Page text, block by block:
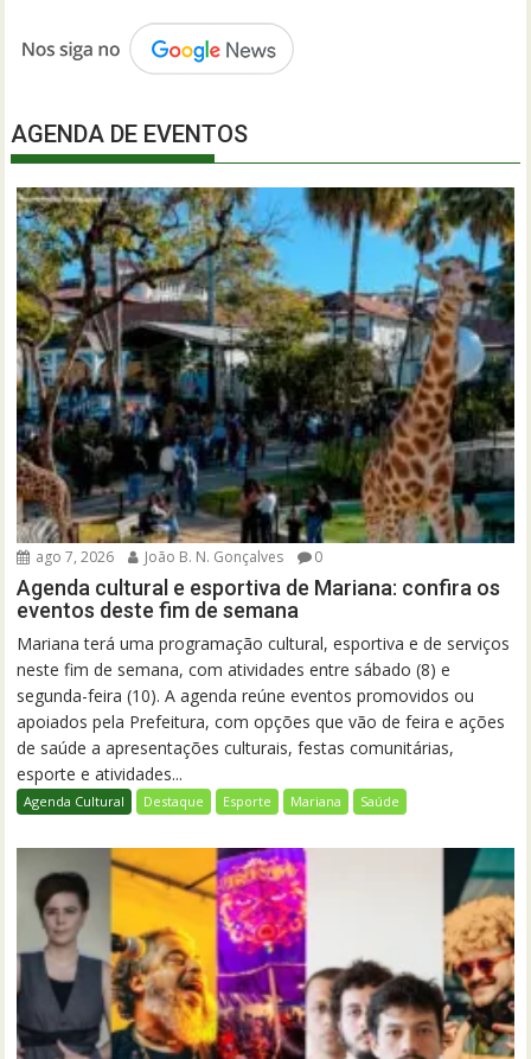
AGENDA DE EVENTOS
ago 7, 2026 João B. N. Gonçalves 0
Agenda cultural e esportiva de Mariana: confira os
eventos deste fim de semana
Mariana terá uma programação cultural, esportiva e de serviços
neste fim de semana, com atividades entre sábado (8) e
segunda-feira (10). A agenda reúne eventos promovidos ou
apoiados pela Prefeitura, com opções que vão de feira e ações
de saúde a apresentações culturais, festas comunitárias,
esporte e atividades...
Agenda Cultural Destaque Esporte Mariana Saúde